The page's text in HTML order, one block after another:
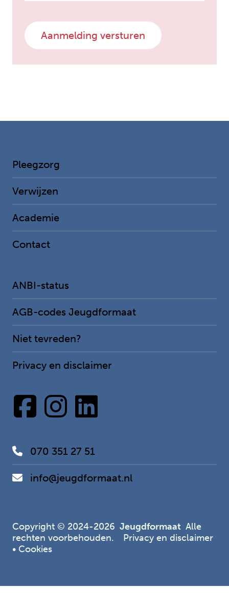
Aanmelding versturen
Pleegzorg
Verwijzen
Academie
Contact
ANBI-status
AGB-codes Jeugdformaat
Niet tevreden?
Privacy en disclaimer
070 351 27 51
info@jeugdformaat.nl
Copyright © 2024-2026 Jeugdformaat Alle
rechten voorbehouden.
Privacy en disclaimer
• Cookies